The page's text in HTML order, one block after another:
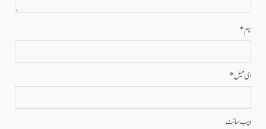
نام*
ای میل*
ویب‌ سائٹ